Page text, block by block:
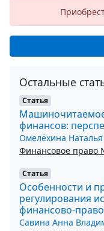
Остальные
Статья
финансов:
Омелёхина
Финансовое право
Статья
Особенности и
регулирования
финансово-
Савина Анна